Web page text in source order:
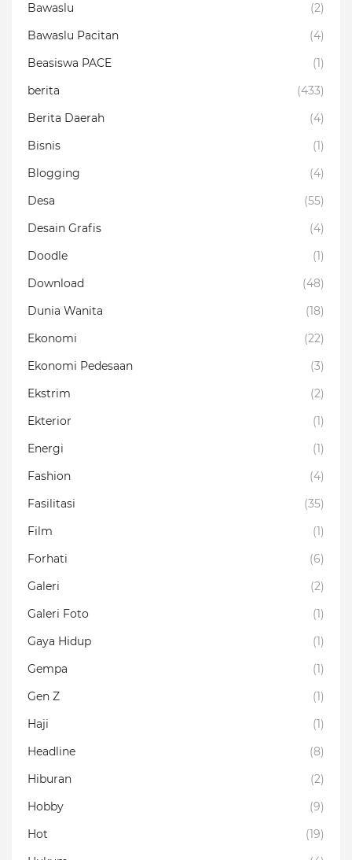
Bawaslu
(2)
Bawaslu Pacitan
(4)
Beasiswa PACE
(1)
berita
(433)
Berita Daerah
(4)
Bisnis
(1)
Blogging
(4)
Desa
(55)
Desain Grafis
(4)
Doodle
(1)
Download
(48)
Dunia Wanita
(18)
Ekonomi
(22)
Ekonomi Pedesaan
(3)
Ekstrim
(2)
Ekterior
(1)
Energi
(1)
Fashion
(4)
Fasilitasi
(35)
Film
(1)
Forhati
(6)
Galeri
(2)
Galeri Foto
(1)
Gaya Hidup
(1)
Gempa
(1)
Gen Z
(1)
Haji
(1)
Headline
(8)
Hiburan
(2)
Hobby
(9)
Hot
(19)